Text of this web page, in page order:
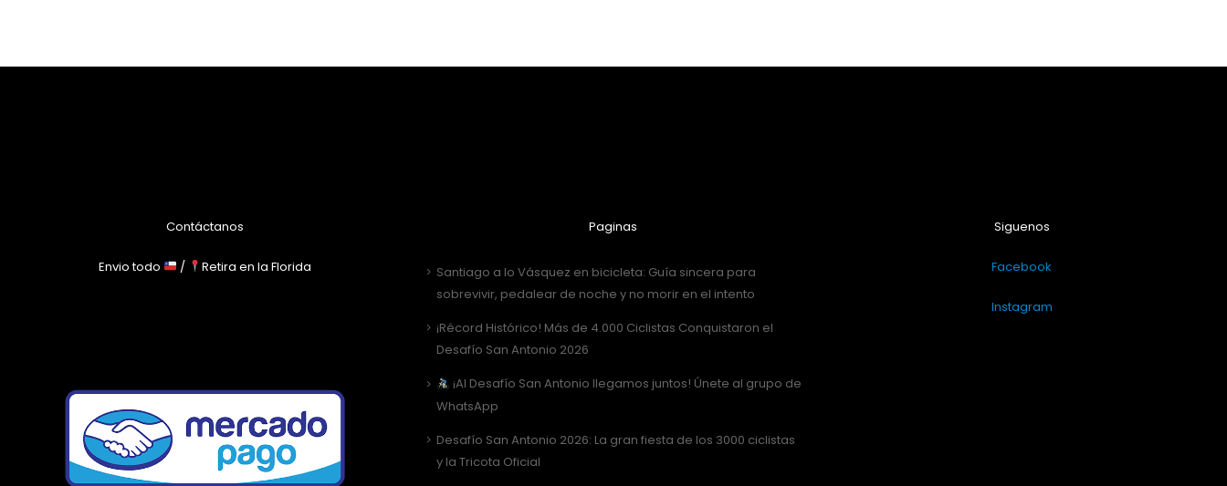
Contáctanos
Envio todo / Retira en la Florida
Paginas
Santiago a lo Vásquez en bicicleta: Guía sincera para
sobrevivir, pedalear de noche y no morir en el intento
¡Récord Histórico! Más de 4.000 Ciclistas Conquistaron el
Desafío San Antonio 2026
¡Al Desafío San Antonio llegamos juntos! Únete al grupo de
WhatsApp
Desafío San Antonio 2026: La gran fiesta de los 3000 ciclistas
y la Tricota Oficial
Siguenos
Facebook
Instagram